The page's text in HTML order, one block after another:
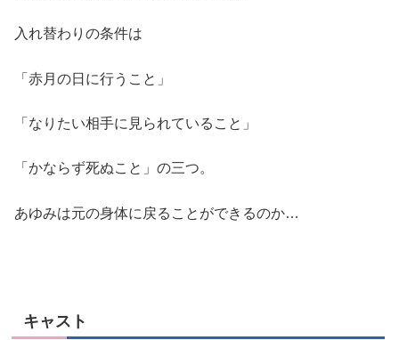
入れ替わりの条件は
「赤月の日に行うこと」
「なりたい相手に見られていること」
「かならず死ぬこと」の三つ。
あゆみは元の身体に戻ることができるのか…
キャスト